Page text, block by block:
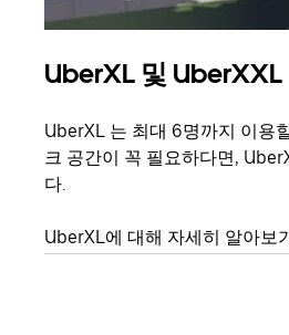
UberXL 및 UberXXL
UberXL 는 최대 6명까지 이용
크 공간이 꼭 필요하다면,
다.
UberXL에 대해 자세히 알아보